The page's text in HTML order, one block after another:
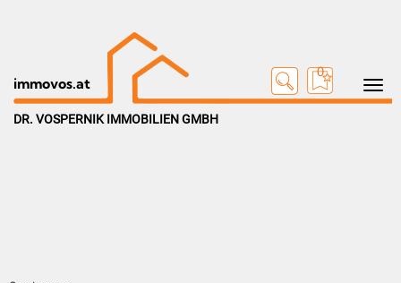
Toggle
immovos.at
0
DR. VOSPERNIK IMMOBILIEN GMBH